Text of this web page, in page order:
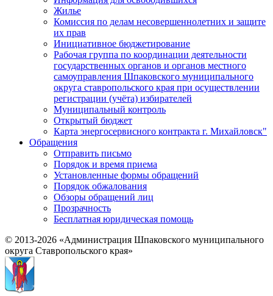
Жилье
Комиссия по делам несовершеннолетних и защите
их прав
Инициативное бюджетирование
Рабочая группа по координации деятельности
государственных органов и органов местного
самоуправления Шпаковского муниципального
округа ставропольского края при осуществлении
регистрации (учёта) избирателей
Муниципальный контроль
Открытый бюджет
Карта энергосервисного контракта г. Михайловск"
Обращения
Отправить письмо
Порядок и время приема
Установленные формы обращений
Порядок обжалования
Обзоры обращений лиц
Прозрачность
Бесплатная юридическая помощь
© 2013-2026 «Администрация Шпаковского муниципального
округа Ставропольского края»